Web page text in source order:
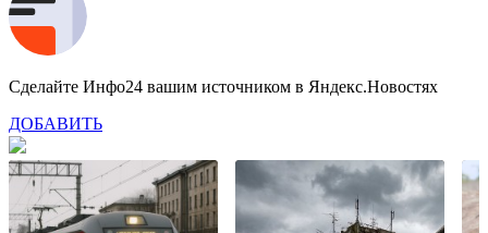
Сделайте Инфо24 вашим источником в Яндекс.Новостях
ДОБАВИТЬ